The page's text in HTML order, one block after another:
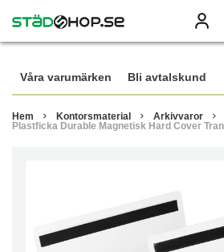
Våra varumärken Bli avtalskund
Hem Kontorsmaterial Arkivvaror
Plastficka Durable Magnetisk Hard Cover